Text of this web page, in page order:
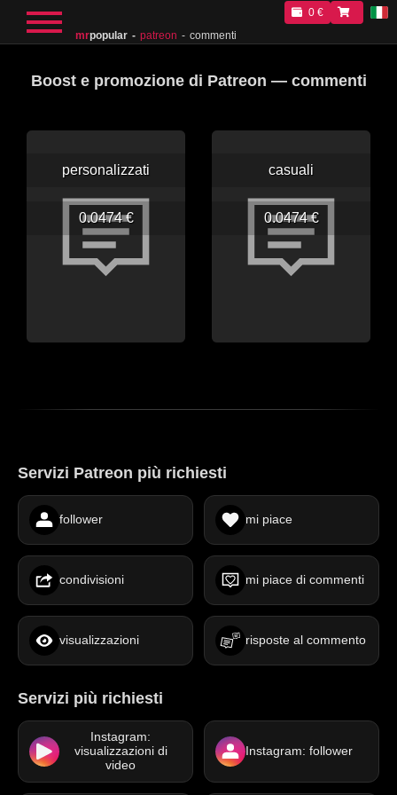
mrpopular patreon commenti
0 €
Boost e promozione di Patreon — commenti
personalizzati
0.0474 €
casuali
0.0474 €
Servizi Patreon più richiesti
follower mi piace
condivisioni mi piace di commenti
visualizzazioni risposte al commento
Servizi più richiesti
Instagram:
visualizzazioni di
video
Instagram: follower